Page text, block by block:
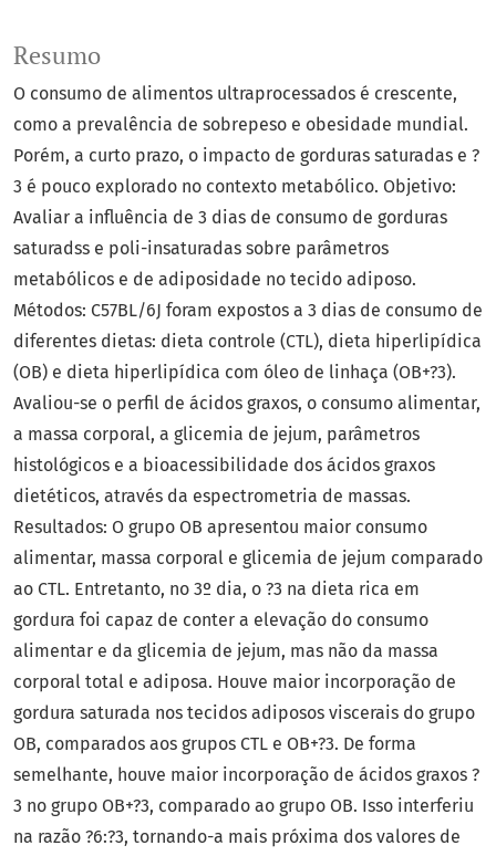
Resumo
O consumo de alimentos ultraprocessados é crescente,
como a prevalência de sobrepeso e obesidade mundial.
Porém, a curto prazo, o impacto de gorduras saturadas e ?
3 é pouco explorado no contexto metabólico. Objetivo:
Avaliar a influência de 3 dias de consumo de gorduras
saturadss e poli-insaturadas sobre parâmetros
metabólicos e de adiposidade no tecido adiposo.
Métodos: C57BL/6J foram expostos a 3 dias de consumo de
diferentes dietas: dieta controle (CTL), dieta hiperlipídica
(OB) e dieta hiperlipídica com óleo de linhaça (OB+?3).
Avaliou-se o perfil de ácidos graxos, o consumo alimentar,
a massa corporal, a glicemia de jejum, parâmetros
histológicos e a bioacessibilidade dos ácidos graxos
dietéticos, através da espectrometria de massas.
Resultados: O grupo OB apresentou maior consumo
alimentar, massa corporal e glicemia de jejum comparado
ao CTL. Entretanto, no 3º dia, o ?3 na dieta rica em
gordura foi capaz de conter a elevação do consumo
alimentar e da glicemia de jejum, mas não da massa
corporal total e adiposa. Houve maior incorporação de
gordura saturada nos tecidos adiposos viscerais do grupo
OB, comparados aos grupos CTL e OB+?3. De forma
semelhante, houve maior incorporação de ácidos graxos ?
3 no grupo OB+?3, comparado ao grupo OB. Isso interferiu
na razão ?6:?3, tornando-a mais próxima dos valores de